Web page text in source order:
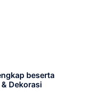
beserta
Dekorasi